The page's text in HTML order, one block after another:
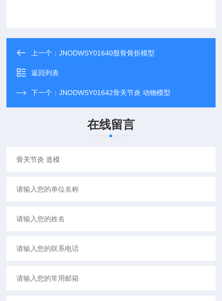
上一个：JNODWSY01640股骨骨折模型
返回列表
下一个：JNODWSY01642骨关节炎 动物模型
在线留言